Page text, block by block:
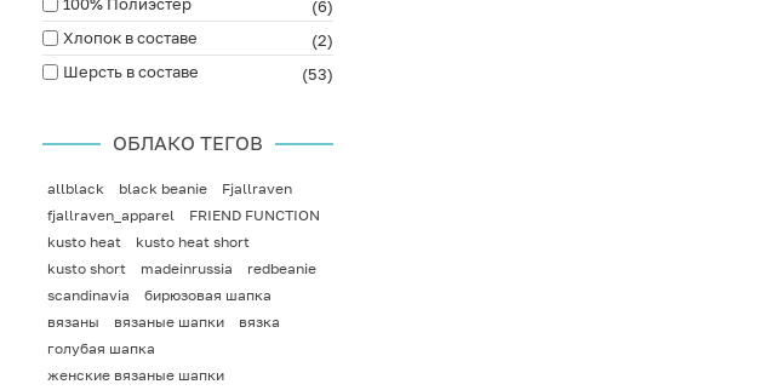
(6)
Хлопок в составе
(2)
Шерсть в составе
(53)
ОБЛАКО ТЕГОВ
allblack black beanie
Fjallraven
fjallraven_apparel
FRIEND FUNCTION
kusto heat
kusto heat short
kusto short
madeinrussia
redbeanie
scandinavia
бирюзовая шапка
вязаны
вязаные шапки
вязка
голубая шапка
женские вязаные шапки